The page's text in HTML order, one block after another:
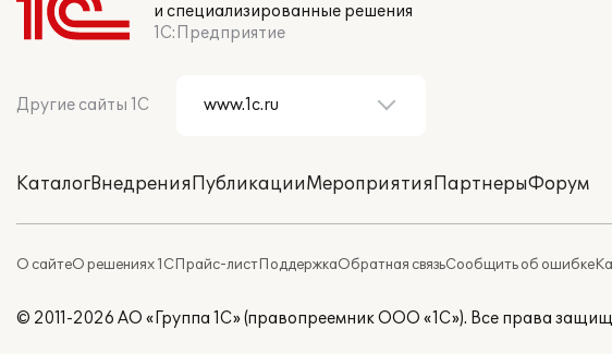
и специализированные решения
1С:Предприятие
Другие сайты 1С
КаталогВнедренияПубликацииМероприятияПартнерыФорум
О сайтеО решениях 1СПрайс-листПоддержкаОбратная связьСообщить об ошибке
© 2011-2026 АО «Группа 1С» (правопреемник ООО «1С»). Все права